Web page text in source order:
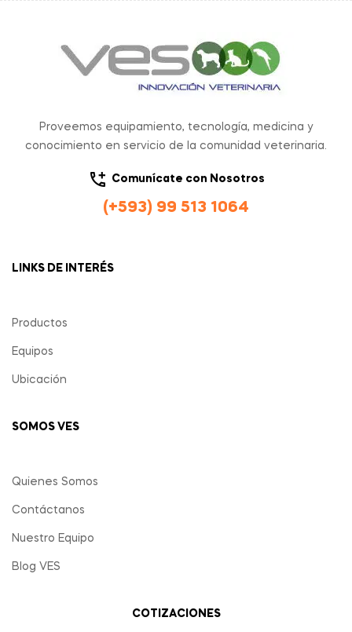
Proveemos equipamiento, tecnología, medicina y
conocimiento en servicio de la comunidad veterinaria.
Comunícate con Nosotros
(+593) 99 513 1064
LINKS DE INTERÉS
Productos
Equipos
Ubicación
SOMOS VES
Quienes Somos
Contáctanos
Nuestro Equipo
Blog VES
COTIZACIONES